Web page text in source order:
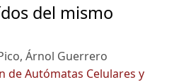
del mismo
Árnol Guerrero
de Autómatas Celulares y